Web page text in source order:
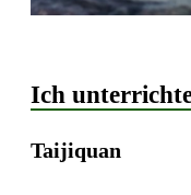
Ich
Taijiquan